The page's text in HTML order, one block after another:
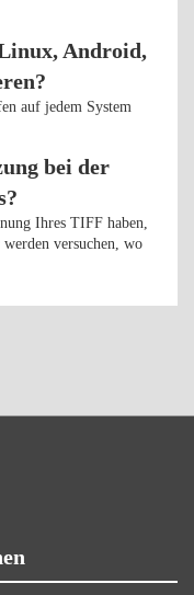
Android,
auf jedem System
bei der
Ihres TIFF haben,
versuchen, wo